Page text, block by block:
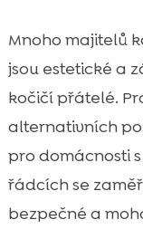
Mnoho majitelů
jsou estetické a
kočičí přátelé.
alternativních
pro domácnosti
řádcích se
bezpečné a